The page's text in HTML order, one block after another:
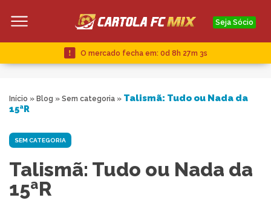
Seja Sócio
O mercado fecha em: 0d 8h 27m 3s
Início » Blog » Sem categoria » Talismã: Tudo ou Nada da
15ªR
SEM CATEGORIA
Talismã: Tudo ou Nada da
15ªR